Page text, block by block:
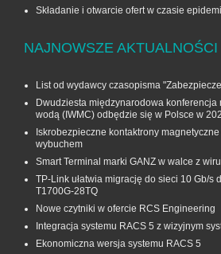
Składanie i otwarcie ofert w czasie
NAJNOWSZE AKTUALNOŚCI
List od wydawcy czasopisma
Dwudziesta międzynarodowa konferencja
wodą (IWMC) odbędzie się w Polsce w
Iskrobezpieczne kontaktrony
wybuchem
Smart Terminal marki GANZ w walce z
TP-Link ułatwia migrację do sieci 10 Gb/s
T1700G‑28TQ
Nowe czytniki w ofercie RCS Engineering
Integracja systemu RACS 5 z wizyjnym
Ekonomiczna wersja systemu RACS 5